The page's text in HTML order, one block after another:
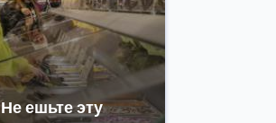
Не ешьте эту